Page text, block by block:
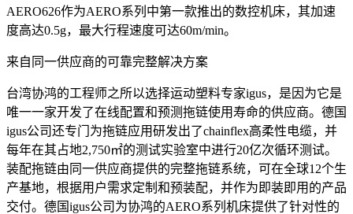
AERO626作为AERO系列中第一款推出的数控机床，其加速
度高达0.5g，最大行程速度可达60m/min。
来自同一供应商的可靠完整解决方案
台湾协鸿的工程师之所以选择运动塑料专家igus，是因为它是
唯一一家开发了在线配置和预测拖链使用寿命的供应商。德国
igus公司还专门为拖链应用研发出了chainflex高柔性电缆，并
每年在其占地2,750㎡的测试实验室中进行20亿次循环测试。
装配拖链由同一供应商提供的完整拖链系统，可在全球12个生
产基地，根据用户需求定制和预装配，并作为即装即用的产品
交付。德国igus公司为协鸿的AERO系列机床提供了针对性的